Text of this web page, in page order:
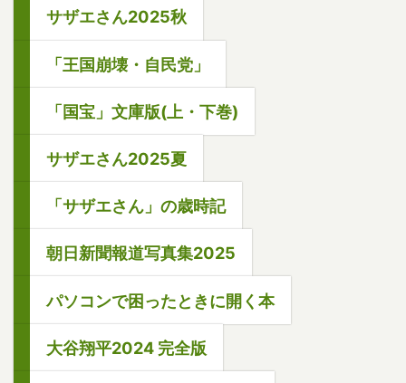
サザエさん2025秋
「王国崩壊・自民党」
「国宝」文庫版(上・下巻)
サザエさん2025夏
「サザエさん」の歳時記
朝日新聞報道写真集2025
パソコンで困ったときに開く本
大谷翔平2024 完全版